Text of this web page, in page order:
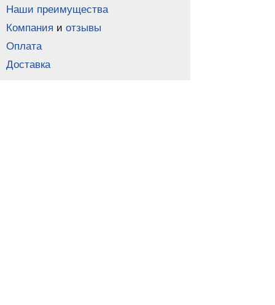
Наши преимущества
Компания и отзывы
Оплата
Доставка